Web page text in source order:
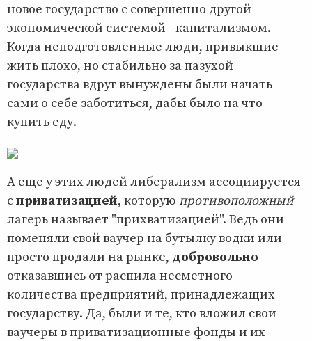
новое государство с совершенно другой
экономической системой - капитализмом.
Когда неподготовленные люди, привыкшие
жить плохо, но стабильно за пазухой
государства вдруг вынуждены были начать
сами о себе заботиться, дабы было на что
купить еду.
А еще у этих людей либерализм ассоциируется
сприватизацией, которую противоположный
лагерь называет "прихватизацией". Ведь они
поменяли свой ваучер на бутылку водки или
просто продали на рынке, добровольно
отказавшись от распила несметного
количества предприятий, принадлежащих
государству. Да, были и те, кто вложил свои
ваучеры в приватизационные фонды и их